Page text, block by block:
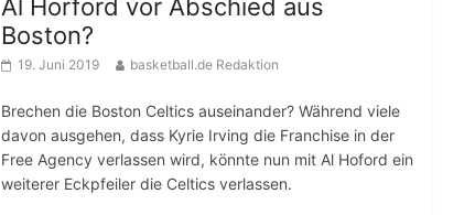
Al Horford vor Abschied aus
Boston?
19. Juni 2019 basketball.de Redaktion
Brechen die Boston Celtics auseinander? Während viele
davon ausgehen, dass Kyrie Irving die Franchise in der
Free Agency verlassen wird, könnte nun mit Al Hoford ein
weiterer Eckpfeiler die Celtics verlassen.